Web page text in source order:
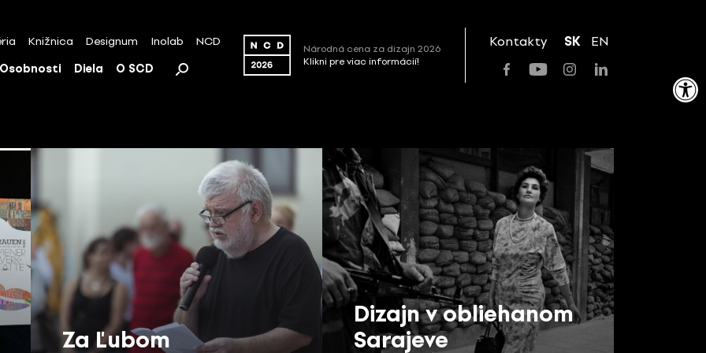
Open toolbar
Knižnica Designum Inolab NCD
Osobnosti Diela O SCD
Národná cena za dizajn 2026
Klikni pre viac informácií!
Kontakty SK EN
Za Ľubom
Dizajn v obliehanom
Sarajeve